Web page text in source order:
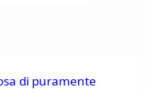
di puramente